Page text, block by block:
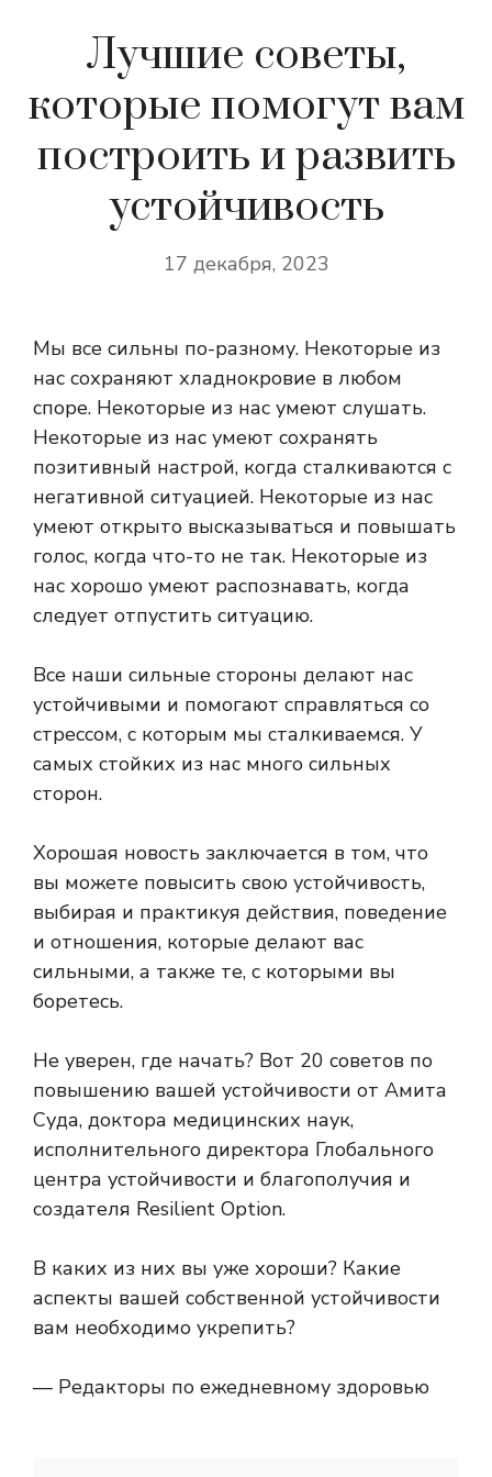
Лучшие советы,
которые помогут вам
построить и развить
устойчивость
17 декабря, 2023
Мы все сильны по-разному. Некоторые из
нас сохраняют хладнокровие в любом
споре. Некоторые из нас умеют слушать.
Некоторые из нас умеют сохранять
позитивный настрой, когда сталкиваются с
негативной ситуацией. Некоторые из нас
умеют открыто высказываться и повышать
голос, когда что-то не так. Некоторые из
нас хорошо умеют распознавать, когда
следует отпустить ситуацию.
Все наши сильные стороны делают нас
устойчивыми и помогают справляться со
стрессом, с которым мы сталкиваемся. У
самых стойких из нас много сильных
сторон.
Хорошая новость заключается в том, что
вы можете повысить свою устойчивость,
выбирая и практикуя действия, поведение
и отношения, которые делают вас
сильными, а также те, с которыми вы
боретесь.
Не уверен, где начать? Вот 20 советов по
повышению вашей устойчивости от Амита
Суда, доктора медицинских наук,
исполнительного директора Глобального
центра устойчивости и благополучия и
создателя Resilient Option.
В каких из них вы уже хороши? Какие
аспекты вашей собственной устойчивости
вам необходимо укрепить?
— Редакторы по ежедневному здоровью